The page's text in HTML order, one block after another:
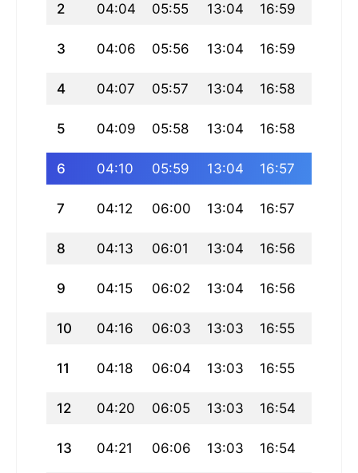
2 04:04 05:55 13:04 16:59
3 04:06 05:56 13:04 16:59
4 04:07 05:57 13:04 16:58
5 04:09 05:58 13:04 16:58
6 04:10 05:59 13:04 16:57
7 04:12 06:00 13:04 16:57
8 04:13 06:01 13:04 16:56
9 04:15 06:02 13:04 16:56
10 04:16 06:03 13:03 16:55
11 04:18 06:04 13:03 16:55
12 04:20 06:05 13:03 16:54
13 04:21 06:06 13:03 16:54